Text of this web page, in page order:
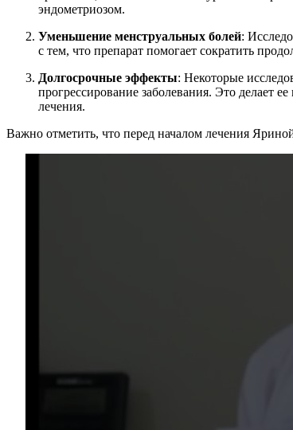
эндометриозом.
Уменьшение менструальных болей:
с тем, что препарат помогает сократить
Долгосрочные эффекты: Некоторые
прогрессирование заболевания. Это делает
лечения.
Важно отметить, что перед началом лечения